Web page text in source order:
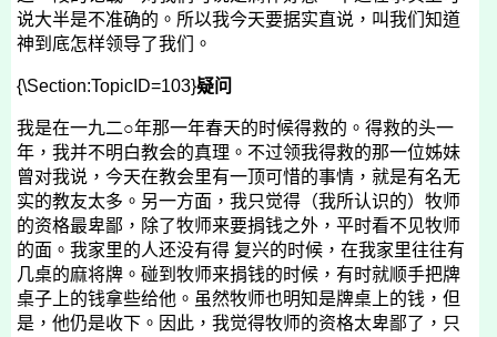
说大半是不准确的。所以我今天要据实直说，叫我们知道
神到底怎样领导了我们。
{\Section:TopicID=103}疑问
我是在一九二○年那一年春天的时候得救的。得救的头一
年，我并不明白教会的真理。不过领我得救的那一位姊妹
曾对我说，今天在教会里有一顶可惜的事情，就是有名无
实的教友太多。另一方面，我只觉得（我所认识的）牧师
的资格最卑鄙，除了牧师来要捐钱之外，平时看不见牧师
的面。我家里的人还没有得 复兴的时候，在我家里往往有
几桌的麻将牌。碰到牧师来捐钱的时候，有时就顺手把牌
桌子上的钱拿些给他。虽然牧师也明知是牌桌上的钱，但
是，他仍是收下。因此，我觉得牧师的资格太卑鄙了，只